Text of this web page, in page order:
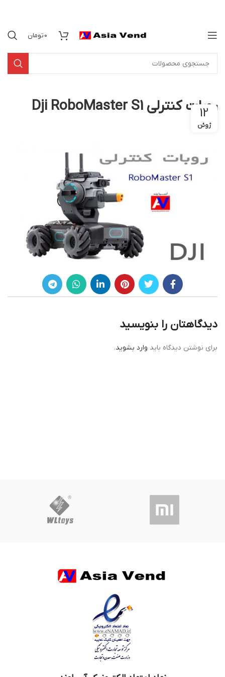
0تومان
روبات کنترلی Dji RoboMaster S1
12
ژوئن
دیدگاهتان را بنویسید
برای نوشتن دیدگاه باید وارد بشوید.